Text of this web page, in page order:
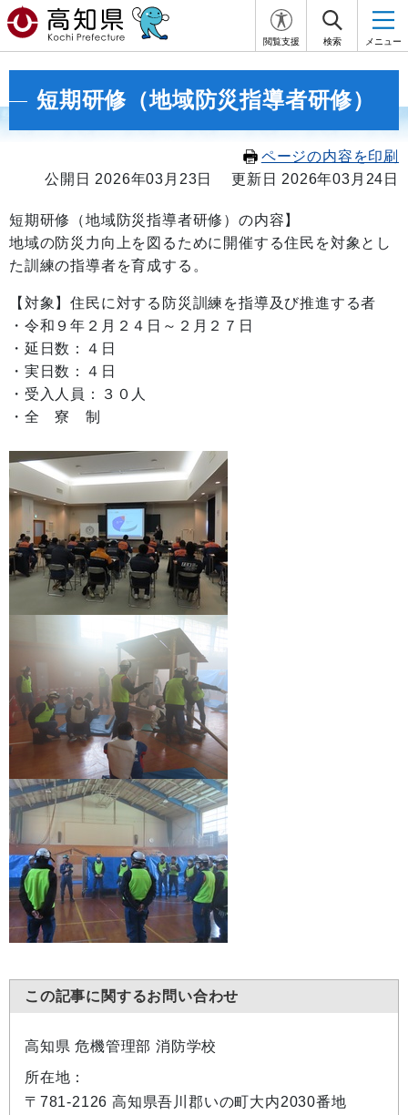
閲覧支援 検索 メニュー
短期研修（地域防災指導者研修）
ページの内容を印刷
公開日 2026年03月23日
更新日 2026年03月24日
短期研修（地域防災指導者研修）の内容】
地域の防災力向上を図るために開催する住民を対象とし
た訓練の指導者を育成する。
【対象】住民に対する防災訓練を指導及び推進する者
・令和９年２月２４日～２月２７日
・延日数：４日
・実日数：４日
・受入人員：３０人
・全 寮 制
この記事に関するお問い合わせ
高知県 危機管理部 消防学校
所在地：
〒781-2126 高知県吾川郡いの町大内2030番地